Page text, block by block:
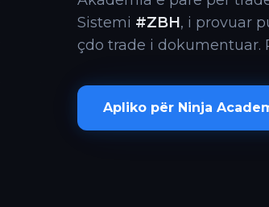
Sistemi #ZBH, i provuar
çdo trade i dokumentuar.
Apliko për Ninja